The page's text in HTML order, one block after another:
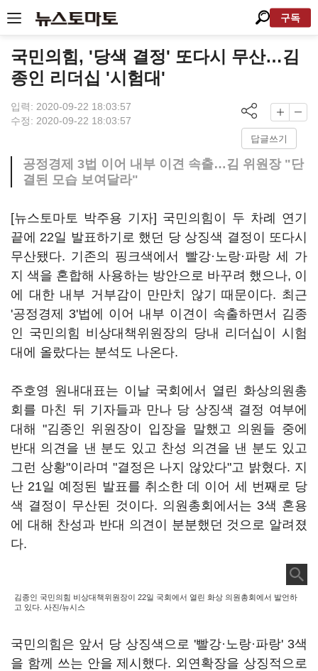
구독
국민의힘, '당색 결정' 또다시 무산…김
종인 리더십 '시험대'
입력: 2020-09-22 18:03:57
수정: 2020-09-22 18:03:57
답글쓰기
공정경제 3법 이어 내부 이견 속출…김 위원장 "단
결된 모습 보여달라"
[뉴스토마토 박주용 기자] 국민의힘이 두 차례 연기
끝에 22일 발표하기로 했던 당 상징색 결정이 또다시
무산됐다. 기존의 핑크색에서 빨강·노랑·파랑 세 가
지 색을 혼합해 사용하는 방안으로 바꾸려 했으나, 이
에 대한 내부 거부감이 만만치 않기 때문이다. 최근
'공정경제 3'법에 이어 내부 이견이 속출하면서 김종
인 국민의힘 비상대책위원장의 당내 리더십이 시험
대에 올랐다는 분석도 나온다.
주호영 원내대표는 이날 국회에서 열린 화상의원총
회를 마친 뒤 기자들과 만나 당 상징색 결정 여부에
대해 "김종인 위원장이 입장을 말했고 의원들 중에
반대 의견을 낸 분도 있고 찬성 의견을 낸 분도 있고
그런 상황"이라며 "결정은 나지 않았다"고 밝혔다. 지
난 21일 예정된 발표를 취소한 데 이어 세 번째로 당
색 결정이 무산된 것이다. 의원총회에서는 3색 혼용
에 대해 찬성과 반대 의견이 분분했던 것으로 알려졌
다.
김종인 국민의힘 비상대책위원장이 22일 국회에서 열린 화상 의원총회에서 발언하
고 있다. 사진/뉴시스
국민의힘은 앞서 당 상징색으로 '빨강·노랑·파랑' 3색
을 함께 쓰는 안을 제시했다. 외연확장을 상징적으로